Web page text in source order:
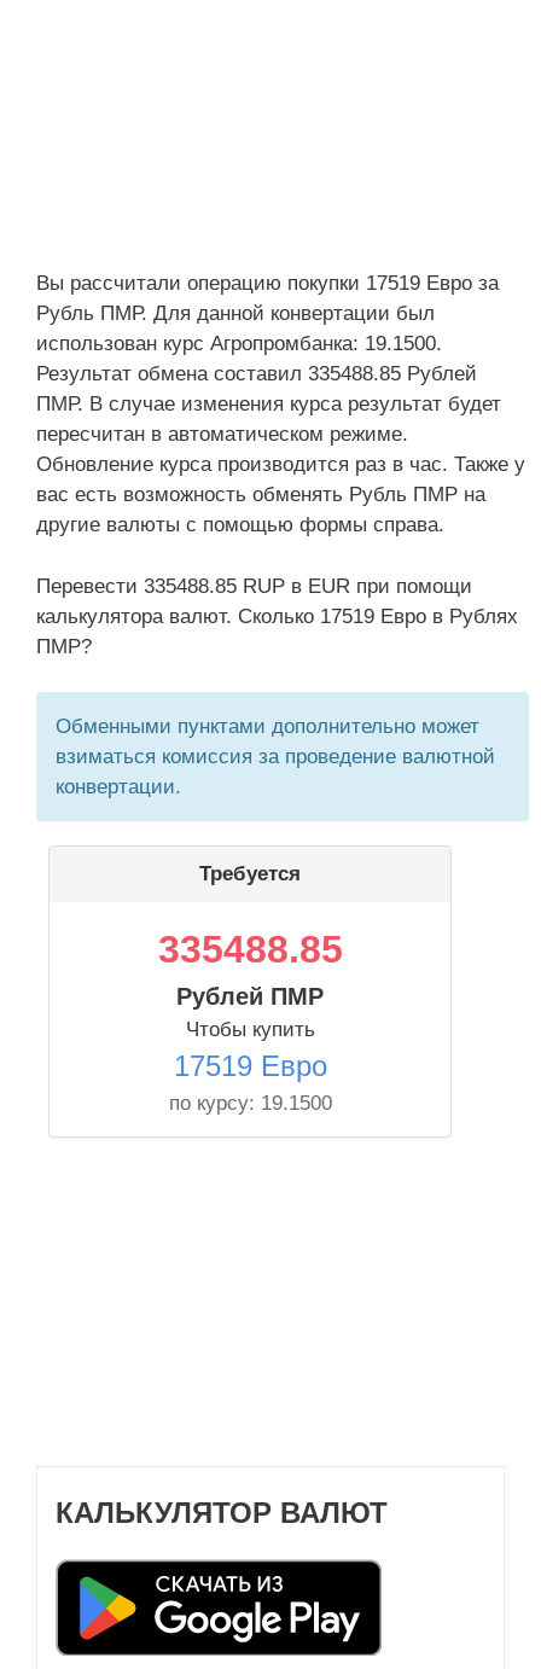
Вы рассчитали операцию покупки 17519 Евро за
Рубль ПМР. Для данной конвертации был
использован курс Агропромбанка: 19.1500.
Результат обмена составил 335488.85 Рублей
ПМР. В случае изменения курса результат будет
пересчитан в автоматическом режиме.
Обновление курса производится раз в час. Также у
вас есть возможность обменять Рубль ПМР на
другие валюты с помощью формы справа.
Перевести 335488.85 RUP в EUR при помощи
калькулятора валют. Сколько 17519 Евро в Рублях
ПМР?
Обменными пунктами дополнительно может
взиматься комиссия за проведение валютной
конвертации.
Требуется
335488.85
Рублей ПМР
Чтобы купить
17519 Евро
по курсу: 19.1500
КАЛЬКУЛЯТОР ВАЛЮТ